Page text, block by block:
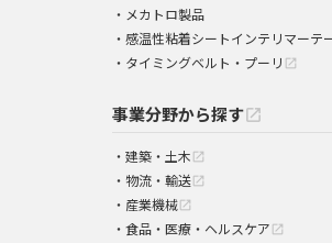
メカトロ製品
感温性粘着シートインテリマーテ
タイミングベルト・プーリ open_in_new
事業分野から探すopen_in_new
建築・土木 open_in_new
物流・輸送 open_in_new
産業機械 open_in_new
食品・医療・ヘルスケア open_in_new